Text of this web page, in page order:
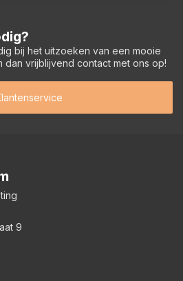
bij het uitzoeken van een mooie
dan vrijblijvend contact met ons op!
9